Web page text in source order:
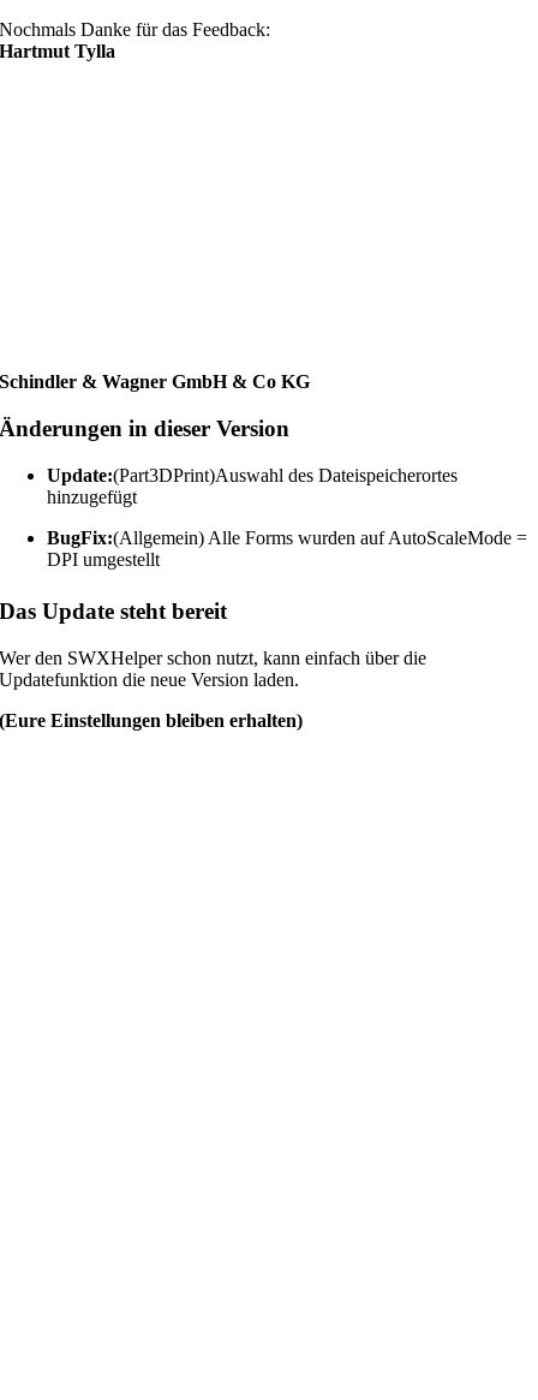
Nochmals Danke für das Feedback:
Hartmut Tylla
Schindler & Wagner GmbH & Co KG
Änderungen in dieser Version
Update:(Part3DPrint)Auswahl des Dateispeicherortes
hinzugefügt
BugFix:(Allgemein) Alle Forms wurden auf AutoScaleMode =
DPI umgestellt
Das Update steht bereit
Wer den SWXHelper schon nutzt, kann einfach über die
Updatefunktion die neue Version laden.
(Eure Einstellungen bleiben erhalten)